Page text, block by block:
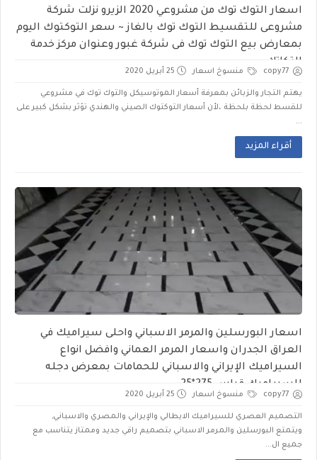
اسعار التوك توك من مشروعي 2020 الزيرو نزلت شركة
مشروعى للتقسيط التوك توك بالغاز ~ سعر التوكتوك اليوم
بمعارض بيع التوك توك فى شركة غبور وعنوان مركز خدمة
التكاتك
copy77 منسوخ اسعار 25 أبريل 2020
يهتم التجار والزبائن بمعرفة أسعار الموتوسيكل والتوك توك في مشروعي
للقسط لحظة بلحظة ،لأن أسعار التوكتوك الصيني والهندي تؤثر بشكل كبير على
...
أقراء المزيد
اسعار البورسلين والمرمر الاسباني واحلى سيراميك في
العراق الجدران واسعار المرمر العماني وافضل انواع
السيراميك الإيراني والاسباني للحمامات بمعرض دجله
للسيراميك قياس 275*25
copy77 منسوخ اسعار 25 أبريل 2020
التصميم العصري للسيراميك الايطالي والإيراني والمصري والاسباني,
ويتمتع البورسلين والمرمر الاسباني بتصميم راقي جديد وممتاز يتناسب مع
جميع ال...